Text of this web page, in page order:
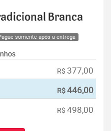
Branca
somente após a entrega
R$ 377,00
R$446,00
R$ 498,00